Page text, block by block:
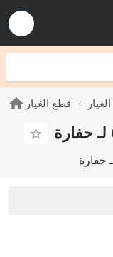
قطع الغيار